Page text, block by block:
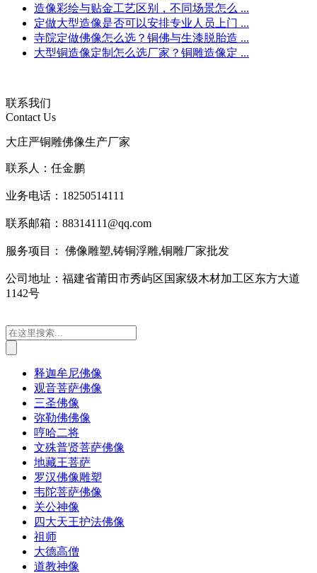
造像彩绘与贴金工艺区别，不同场景怎么 ...
定做大型造像是否可以安排专业人员上门 ...
寺院定做佛像怎么选？铜佛与生漆脱胎造 ...
大型铜造像定制怎么选厂家？铜雕造像定 ...
联系我们
Contact Us
大庄严铜雕佛像生产厂家
联系人：任金鹏
业务电话：18250514111
联系邮箱：88314111@qq.com
服务项目： 佛像雕塑,铸铜浮雕,铜雕厂家批发
公司地址：福建省莆田市秀屿区国家级木材加工区东方大道
1142号
释迦牟尼佛像
观音菩萨佛像
三圣佛像
弥勒佛佛像
哼哈二将
文殊普贤菩萨佛像
地藏王菩萨
罗汉佛像雕塑
韦陀菩萨佛像
关公神像
四大天王护法佛像
祖师
大德高僧
道教神像